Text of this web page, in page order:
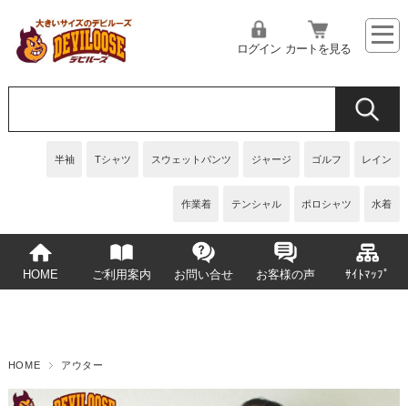
半袖 Tシャツ スウェットパンツ ジャージ ゴルフ レイン
作業着 テンシャル ポロシャツ 水着
ログイン カートを見る
HOME ご利用案内 お問い合せ お客様の声 ｻｲﾄﾏｯﾌﾟ
HOME アウター